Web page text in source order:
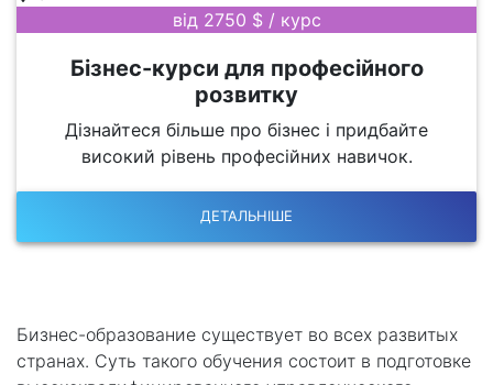
від 2750 $ / курс
Бізнес-курси для професійного
розвитку
Дізнайтеся більше про бізнес і придбайте
високий рівень професійних навичок.
ДЕТАЛЬНІШЕ
Бизнес-образование существует во всех развитых
странах. Суть такого обучения состоит в подготовке